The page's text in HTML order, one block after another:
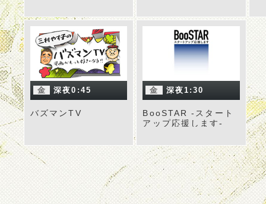
金 深夜0:45
バズマンTV
金 深夜1:30
BooSTAR -スタート
アップ応援します-